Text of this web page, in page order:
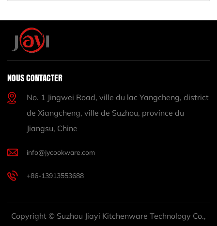
NOUS CONTACTER
No. 1 Jingwei Road, ville du lac Yangcheng, district
de Xiangcheng, ville de Suzhou, province du
Jiangsu, Chine
info@jycookware.com
+86-13913553688
Copyright © Suzhou Jiayi Kitchenware Technology Co.,